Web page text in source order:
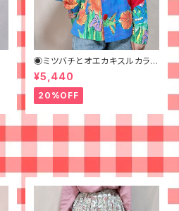
◉ミツバチとオエカキスルカラフ
ルペイントなジャケット◉
¥5,440
20%OFF